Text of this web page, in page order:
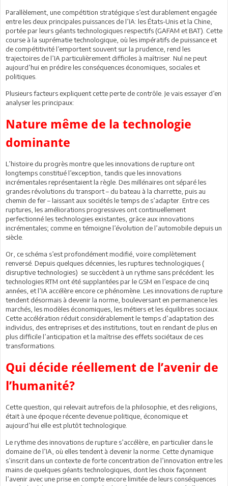
Parallèlement, une compétition stratégique s’est durablement engagée
entre les deux principales puissances de l’IA: les États-Unis et la Chine,
portée par leurs géants technologiques respectifs (GAFAM et BAT). Cette
course à la suprématie technologique, où les impératifs de puissance et
de compétitivité l’emportent souvent sur la prudence, rend les
trajectoires de l’IA particulièrement difficiles à maîtriser. Nul ne peut
aujourd’hui en prédire les conséquences économiques, sociales et
politiques.
Plusieurs facteurs expliquent cette perte de contrôle. Je vais essayer d’en
analyser les principaux:
Nature même de la technologie
dominante
L’histoire du progrès montre que les innovations de rupture ont
longtemps constitué l’exception, tandis que les innovations
incrémentales représentaient la règle. Des millénaires ont séparé les
grandes révolutions du transport – du bateau à la charrette, puis au
chemin de fer – laissant aux sociétés le temps de s’adapter. Entre ces
ruptures, les améliorations progressives ont continuellement
perfectionné les technologies existantes, grâce aux innovations
incrémentales; comme en témoigne l’évolution de l’automobile depuis un
siècle.
Or, ce schéma s’est profondément modifié, voire complètement
renversé. Depuis quelques décennies, les ruptures technologiques (
disruptive technologies) se succèdent à un rythme sans précédent: les
technologies RTM ont été supplantées par le GSM en l’espace de cinq
années, et l’IA accélère encore ce phénomène. Les innovations de rupture
tendent désormais à devenir la norme, bouleversant en permanence les
marchés, les modèles économiques, les métiers et les équilibres sociaux.
Cette accélération réduit considérablement le temps d’adaptation des
individus, des entreprises et des institutions, tout en rendant de plus en
plus difficile l’anticipation et la maîtrise des effets sociétaux de ces
transformations.
Qui décide réellement de l’avenir de
l’humanité?
Cette question, qui relevait autrefois de la philosophie, et des religions,
était à une époque récente devenue politique, économique et
aujourd’hui elle est plutôt technologique.
Le rythme des innovations de rupture s’accélère, en particulier dans le
domaine de l’IA, où elles tendent à devenir la norme. Cette dynamique
s’inscrit dans un contexte de forte concentration de l’innovation entre les
mains de quelques géants technologiques, dont les choix façonnent
l’avenir avec une prise en compte encore limitée de leurs conséquences